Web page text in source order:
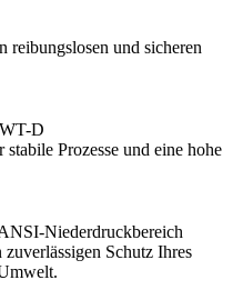
reibungslosen und sicheren
Prozesse und eine hohe
Schutz Ihres